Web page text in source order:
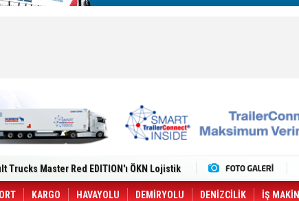
Yeni Tesisiyle Küresel Büyümesini
Dron Saldırısı: 3 Mürettebatın
CCO'su Oldu
49 Destinasyonda İndirimli Taşıma
KARGO HAVAYOLU DEMİRYOLU DENİZCİLİK İŞ